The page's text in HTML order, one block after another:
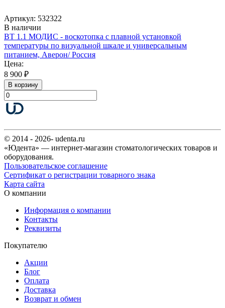
Артикул: 532322
В наличии
ВТ 1.1 МОДИС - воскотопка с плавной установкой
температуры по визуальной шкале и универсальным
питанием, Аверон/ Россия
Цена:
8 900 ₽
В корзину
© 2014 - 2026- udenta.ru
«Юдента» — интернет-магазин стоматологических товаров и
оборудования.
Пользовательское соглашение
Сертификат о регистрации товарного знака
Карта сайта
О компании
Информация о компании
Контакты
Реквизиты
Покупателю
Акции
Блог
Оплата
Доставка
Возврат и обмен